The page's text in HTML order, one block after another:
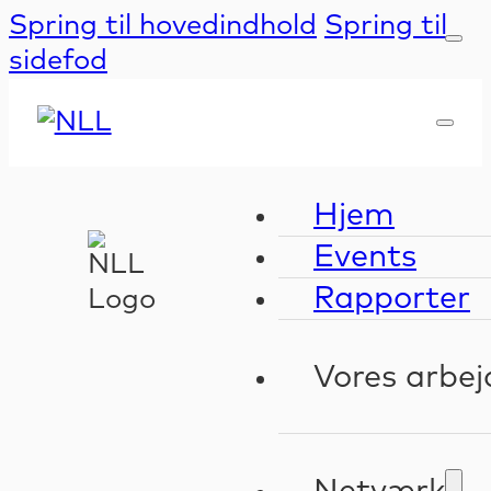
Spring til hovedindhold Spring til
sidefod
Hjem
Events
Rapporter
Vores